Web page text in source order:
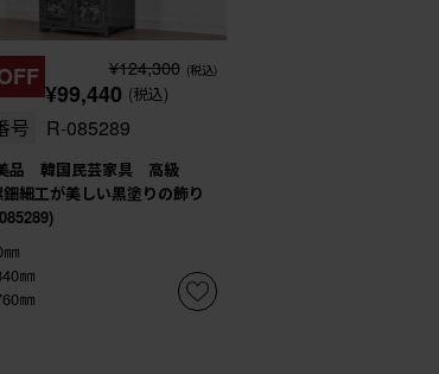
¥124,300 (税込)
¥99,440 (税込)
号 R-085289
品 韓国民芸家具 高級
細工が美しい黒塗りの飾り
㎜
㎜
㎜